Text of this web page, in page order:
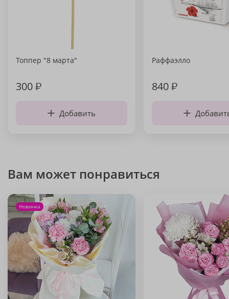
Топпер "8 марта"
300₽
Добавить
Раффаэлло
840₽
Вам может понравиться
Новинка